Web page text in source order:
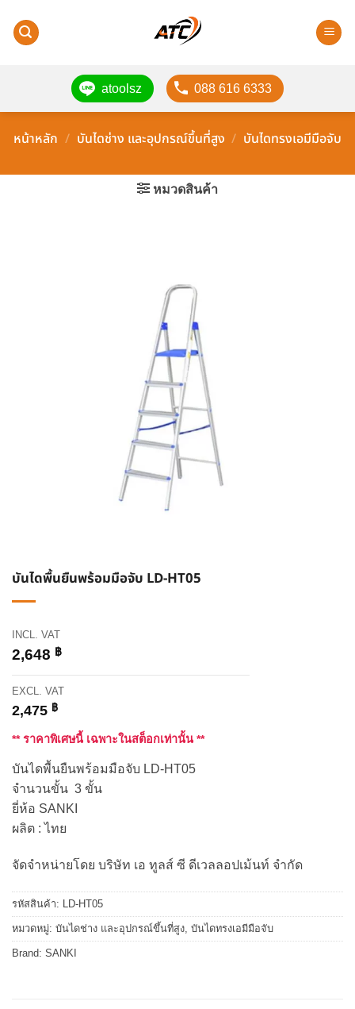
atoolsz
088 616 6333
หน้าหลัก / บันไดช่าง และอุปกรณ์ขึ้นที่สูง / บันไดทรงเอมีมือจับ
หมวดสินค้า
บันไดพื้นยืนพร้อมมือจับ LD-HT05
INCL. VAT
2,648 ฿
EXCL. VAT
2,475 ฿
** ราคาพิเศษนี้ เฉพาะในสต็อกเท่านั้น **
บันไดพื้นยืนพร้อมมือจับ LD-HT05
จำนวนขั้น 3 ขั้น
ยี่ห้อ SANKI
ผลิต : ไทย
จัดจำหน่ายโดย บริษัท เอ ทูลส์ ซี ดีเวลลอปเม้นท์ จำกัด
รหัสสินค้า: LD-HT05
หมวดหมู่: บันไดช่าง และอุปกรณ์ขึ้นที่สูง บันไดทรงเอมีมือจับ
Brand: SANKI